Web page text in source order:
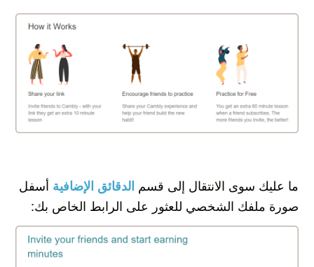
ما عليك سوى الانتقال إلى قسم الدقائق الإضافية أسفل
صورة ملفك الشخصي للعثور على الرابط الخاص بك: